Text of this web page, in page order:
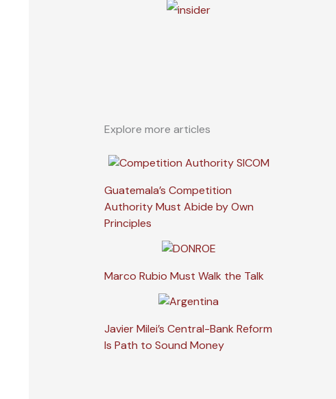
Explore more articles
Guatemala’s Competition
Authority Must Abide by Own
Principles
Marco Rubio Must Walk the Talk
Javier Milei’s Central-Bank Reform
Is Path to Sound Money